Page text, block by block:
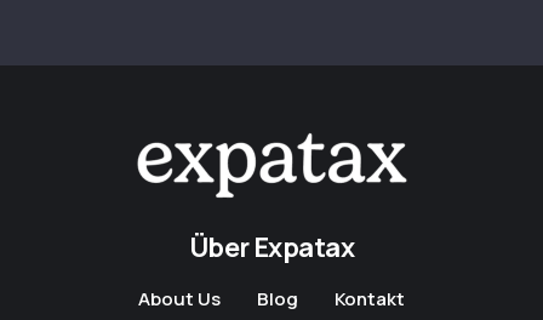
Über Expatax
About Us Blog
Kontakt